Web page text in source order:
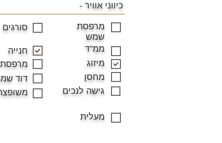
כיווני אוויר -
סורגים
חנייה
מרפסת
דוד
מרפסת
שמש
ממ"ד
מיזוג
מחסן
גישה לנכים
מעלית